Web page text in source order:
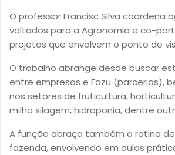
O professor Francisc Silva coordena
voltados para a Agronomia e co-
projetos que envolvem o ponto de
O trabalho abrange desde buscar
entre empresas e Fazu (parcerias),
nos setores de fruticultura,
milho silagem, hidroponia, dentre
A função abraça também a rotina
fazenda, envolvendo em aulas